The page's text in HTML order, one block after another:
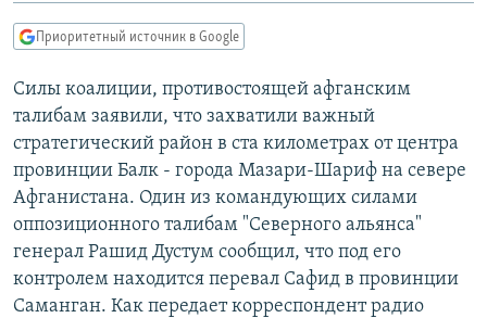
РАСПИСАНИЕ ВЕЩАНИЯ
СОЦИАЛЬНЫЕ СЕТИ
Все сайты РСЕ/РС
Приоритетный источник в Google
Силы коалиции, противостоящей афганским
талибам заявили, что захватили важный
стратегический район в ста километрах от центра
провинции Балк - города Мазари-Шариф на севере
Афганистана. Один из командующих силами
оппозиционного талибам "Северного альянса"
генерал Рашид Дустум сообщил, что под его
контролем находится перевал Сафид в провинции
Саманган. Как передает корреспондент радио